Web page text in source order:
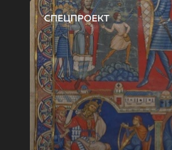
СПЕЦПРОЕКТ